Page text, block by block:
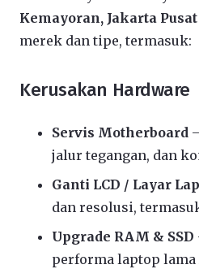
Kemayoran, Jakarta Pusat
merek dan tipe, termasuk:
Kerusakan Hardware
Servis Motherboard
jalur tegangan, dan
Ganti LCD / Layar
dan resolusi,
Upgrade RAM & SSD
performa laptop lama